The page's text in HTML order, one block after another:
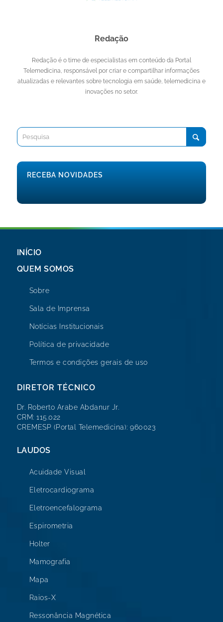
Redação
Redação é o time de especialistas em conteúdo da Portal
Telemedicina, responsável por criar e compartilhar informações
atualizadas e relevantes sobre tecnologia em saúde, telemedicina e
inovações no setor.
RECEBA NOVIDADES
INÍCIO
QUEM SOMOS
Sobre
Sala de Imprensa
Notícias Institucionais
Política de privacidade
Termos e condições gerais de uso
DIRETOR TÉCNICO
Dr. Roberto Arabe Abdanur Jr.
CRM: 115.022
CREMESP (Portal Telemedicina): 960023
LAUDOS
Acuidade Visual
Eletrocardiograma
Eletroencefalograma
Espirometria
Holter
Mamografia
Mapa
Raios-X
Ressonância Magnética